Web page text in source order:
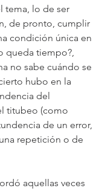
tema, lo de ser
de pronto, cumplir
condición única en
queda tiempo?,
no sabe cuándo se
hubo en la
del
titubeo (como
de un error,
repetición o de
aquellas veces